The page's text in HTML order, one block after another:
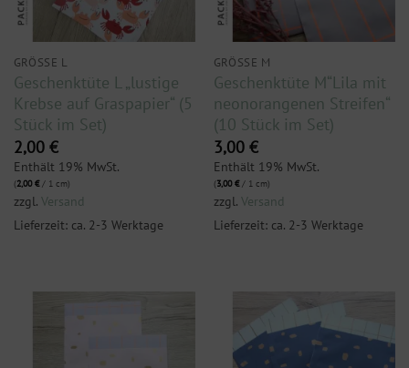
GRÖSSE L
Geschenktüte L „lustige
Krebse auf Graspapier“ (5
Stück im Set)
2,00 €
Enthält 19% MwSt.
(2,00€/ 1 cm)
zzgl. Versand
Lieferzeit: ca. 2-3 Werktage
GRÖSSE M
Geschenktüte M“Lila mit
neonorangenen Streifen“
(10 Stück im Set)
3,00 €
Enthält 19% MwSt.
(3,00€/ 1 cm)
zzgl. Versand
Lieferzeit: ca. 2-3 Werktage